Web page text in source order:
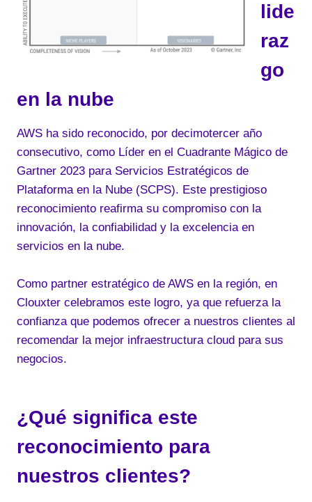
lide
raz
go
en la nube
AWS ha sido reconocido, por decimotercer año
consecutivo, como Líder en el Cuadrante Mágico de
Gartner 2023 para Servicios Estratégicos de
Plataforma en la Nube (SCPS). Este prestigioso
reconocimiento reafirma su compromiso con la
innovación, la confiabilidad y la excelencia en
servicios en la nube.
Como partner estratégico de AWS en la región, en
Clouxter celebramos este logro, ya que refuerza la
confianza que podemos ofrecer a nuestros clientes al
recomendar la mejor infraestructura cloud para sus
negocios.
¿Qué significa este
reconocimiento para
nuestros clientes?